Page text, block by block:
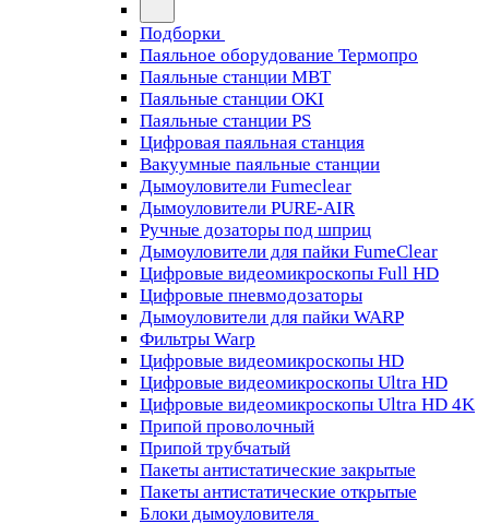
Подборки
Паяльное оборудование Термопро
Паяльные станции MBT
Паяльные станции OKI
Паяльные станции PS
Цифровая паяльная станция
Вакуумные паяльные станции
Дымоуловители Fumeclear
Дымоуловители PURE-AIR
Ручные дозаторы под шприц
Дымоуловители для пайки FumeClear
Цифровые видеомикроскопы Full HD
Цифровые пневмодозаторы
Дымоуловители для пайки WARP
Фильтры Warp
Цифровые видеомикроскопы HD
Цифровые видеомикроскопы Ultra HD
Цифровые видеомикроскопы Ultra HD 4K
Припой проволочный
Припой трубчатый
Пакеты антистатические закрытые
Пакеты антистатические открытые
Блоки дымоуловителя